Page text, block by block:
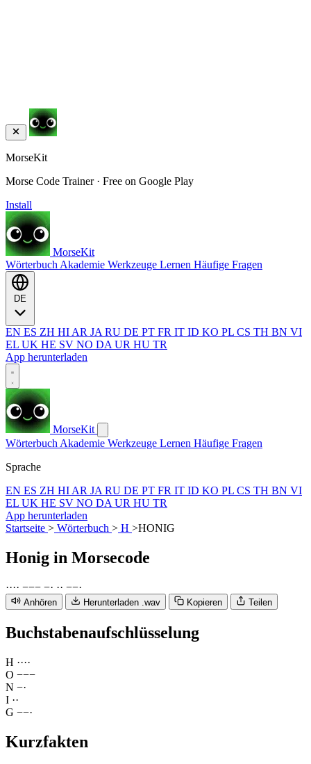
MorseKit
Morse Code Trainer · Free on Google Play
Install
MorseKit
Wörterbuch Akademie Werkzeuge Lernen Häufige Fragen
EN ES ZH HI AR JA RU DE PT FR IT ID KO PL CS TH BN VI
EL UK HE SV NO DA UR HU TR
App herunterladen
MorseKit
Wörterbuch Akademie Werkzeuge Lernen Häufige Fragen
Sprache
EN ES ZH HI AR JA RU DE PT FR IT ID KO PL CS TH BN VI
EL UK HE SV NO DA UR HU TR
App herunterladen
Startseite > Wörterbuch > H >HONIG
Honig in Morsecode
···· −−− −· ·· −−·
Anhören Herunterladen .wav Kopieren Teilen
Buchstabenaufschlüsselung
H ····
O −−−
N −·
I ··
G −−·
Kurzfakten